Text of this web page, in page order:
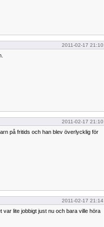
2011-02-17 21:10
2011-02-17 21:10
på fritids och han blev överlycklig för
2011-02-17 21:14
var lite jobbigt just nu och bara ville höra